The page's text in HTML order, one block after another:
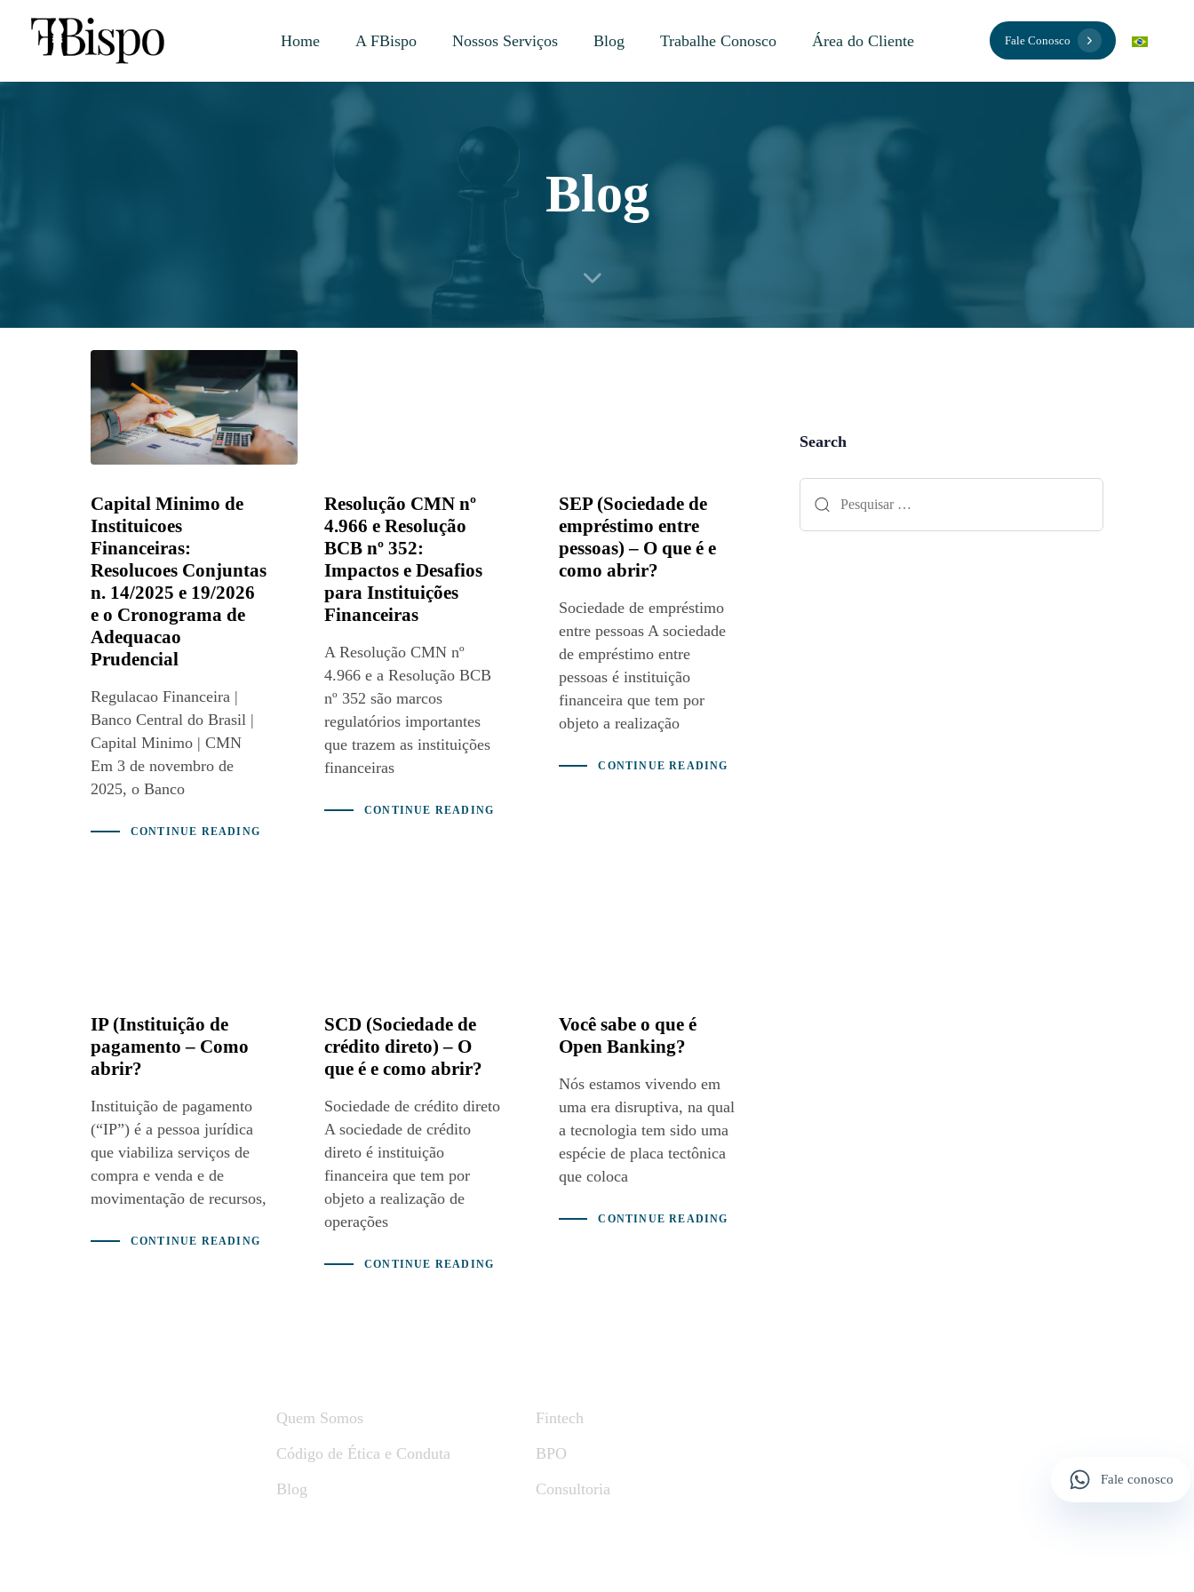
Home A FBispo Nossos Serviços Blog Trabalhe Conosco Área do Cliente Fale Conosco
Fale conosco
Blog
Capital Minimo de
Instituicoes
Financeiras:
Resolucoes Conjuntas
n. 14/2025 e 19/2026
e o Cronograma de
Adequacao
Prudencial
Regulacao Financeira |
Banco Central do Brasil |
Capital Minimo | CMN
Em 3 de novembro de
2025, o Banco
CONTINUE READING
Resolução CMN nº
4.966 e Resolução
BCB nº 352:
Impactos e Desafios
para Instituições
Financeiras
A Resolução CMN nº
4.966 e a Resolução BCB
nº 352 são marcos
regulatórios importantes
que trazem as instituições
financeiras
CONTINUE READING
SEP (Sociedade de
empréstimo entre
pessoas) – O que é e
como abrir?
Sociedade de empréstimo
entre pessoas A sociedade
de empréstimo entre
pessoas é instituição
financeira que tem por
objeto a realização
CONTINUE READING
IP (Instituição de
pagamento – Como
abrir?
Instituição de pagamento
(“IP”) é a pessoa jurídica
que viabiliza serviços de
compra e venda e de
movimentação de recursos,
CONTINUE READING
SCD (Sociedade de
crédito direto) – O
que é e como abrir?
Sociedade de crédito direto
A sociedade de crédito
direto é instituição
financeira que tem por
objeto a realização de
operações
CONTINUE READING
Você sabe o que é
Open Banking?
Nós estamos vivendo em
uma era disruptiva, na qual
a tecnologia tem sido uma
espécie de placa tectônica
que coloca
CONTINUE READING
Search
Quem Somos
Código de Ética e Conduta
Blog
Fintech
BPO
Consultoria